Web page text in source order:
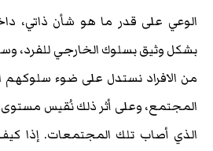
الوعي على قدر ما هو شأن ذاتي،
بشكل وثيق بسلوك الخارجي للفرد،
من الافراد نستدل على ضوء سلوكهم
المجتمع، وعلى أثر ذلك نُقيس مستوى
الذي أصاب تلك المجتمعات. إذا